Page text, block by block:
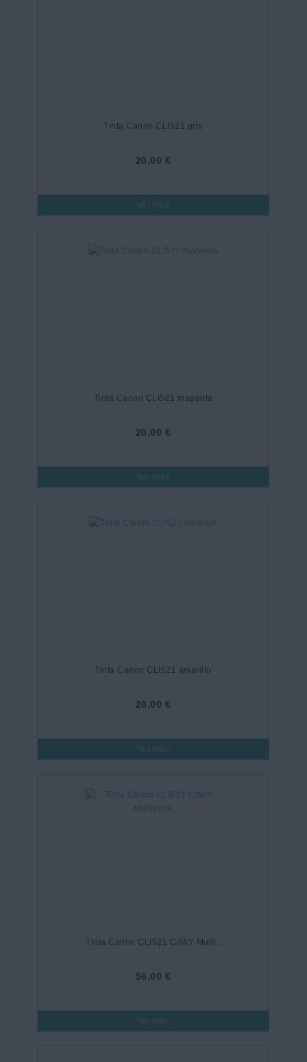
Tinta Canon CLI521 gris
20,00 €
Ver más
Tinta Canon CLI521 magenta
20,00 €
Ver más
Tinta Canon CLI521 amarillo
20,00 €
Ver más
Tinta Canon CLI521 C/M/Y Multi..
56,00 €
Ver más